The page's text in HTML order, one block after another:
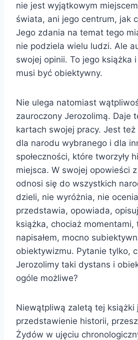
nie jest wyjątkowym
świata, ani jego centrum, jak
Jego zdania na temat tego
nie podziela wielu ludzi. Ale
swojej opinii. To jego książka
musi być obiektywny.
Nie ulega natomiast
zauroczony Jerozolimą. Daje
kartach swojej pracy. Jest też
dla narodu wybranego i dla
społeczności, które tworzyły
miejsca. W swojej opowieści
odnosi się do wszystkich
dzieli, nie wyróżnia, nie
przedstawia, opowiada,
książka, chociaż momentami,
napisałem, mocno
obiektywizmu. Pytanie tylko,
Jerozolimy taki dystans i
ogóle możliwe?
Niewątpliwą zaletą tej książki
przedstawienie historii,
Żydów w ujęciu